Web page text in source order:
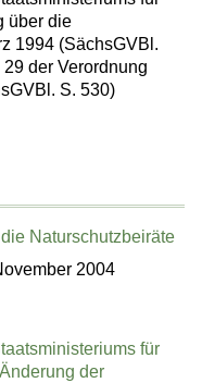
über die
1994 (SächsGVBl.
der Verordnung
S. 530)
Naturschutzbeiräte
2004
für
der